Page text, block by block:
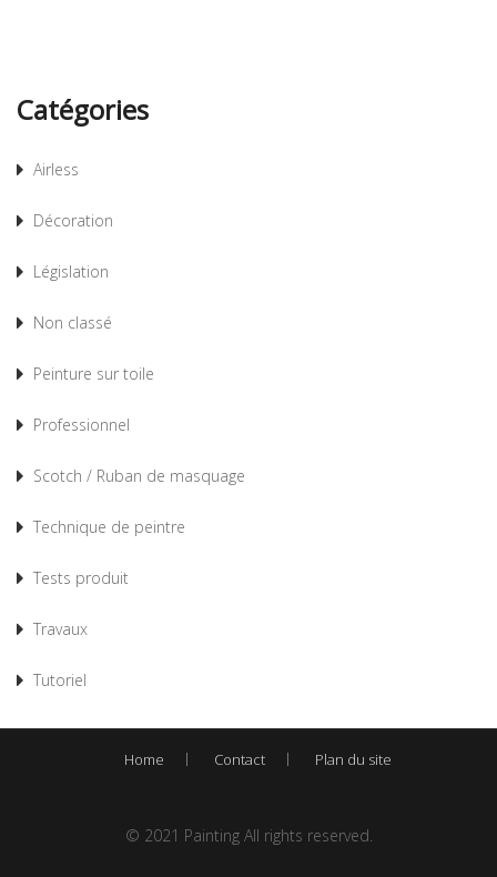
Catégories
Airless
Décoration
Législation
Non classé
Peinture sur toile
Professionnel
Scotch / Ruban de masquage
Technique de peintre
Tests produit
Travaux
Tutoriel
Home Contact Plan du site
© 2021 Painting All rights reserved.